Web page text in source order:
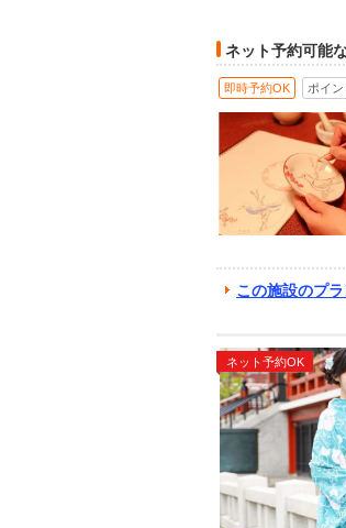
ネット予約可能
即時予約OK ポイン
この施設のプラ
ネット予約OK